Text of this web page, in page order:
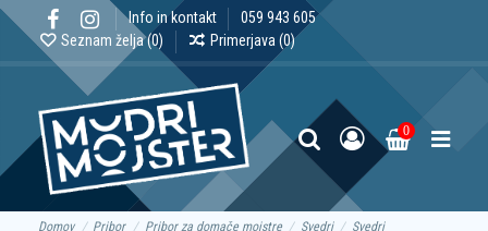
Info in kontakt
059 943 605
Seznam želja (0) Primerjava (0)
0
Domov Pribor Pribor za domače mojstre Svedri
Svedri